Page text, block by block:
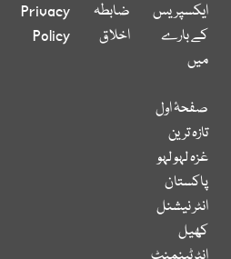
ایکسپریس
کے بارے
میں
ضابطہ
اخلاق
Privacy
Policy
صفحۂ اول
تازہ ترین
غزہ لہو لہو
پاکستان
انٹر نیشنل
کھیل